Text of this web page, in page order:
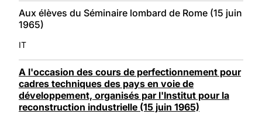
Aux élèves du Séminaire lombard de Rome (15 juin
1965)
IT
A l'occasion des cours de perfectionnement pour
cadres techniques des pays en voie de
développement, organisés par l'Institut pour la
reconstruction industrielle (15 juin 1965)